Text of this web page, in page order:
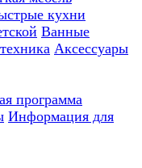
кухни
Ванные
Аксессуары
программа
Информация для